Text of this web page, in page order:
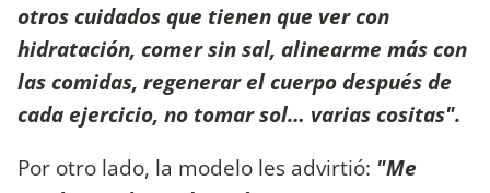
otros cuidados que tienen que ver con
hidratación, comer sin sal, alinearme más con
las comidas, regenerar el cuerpo después de
cada ejercicio, no tomar sol… varias cositas".
Por otro lado, la modelo les advirtió: "Me